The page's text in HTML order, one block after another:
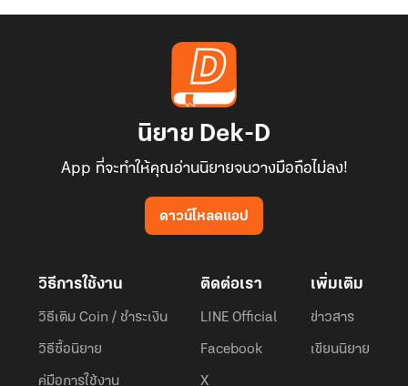
นิยาย Dek-D
App ที่จะทำให้คุณอ่านนิยายจนวางมือถือไม่ลง!
ดาวน์โหลดแอป
วิธีการใช้งาน
วิธีเติม Coin / ชำระเงิน
วิธีซื้อนิยาย
คู่มือการใช้งาน
ติดต่อเรา
LINE Official
Facebook
X
เพิ่มเติม
ข่าวสาร
เขียนนิยาย